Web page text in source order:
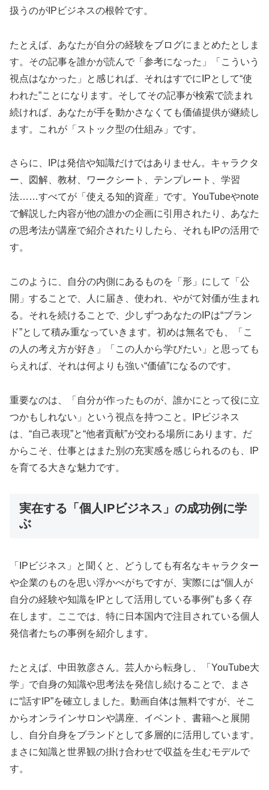
扱うのがIPビジネスの根幹です。
たとえば、あなたが自分の経験をブログにまとめたとしま
す。その記事を誰かが読んで「参考になった」「こういう
視点はなかった」と感じれば、それはすでにIPとして“使
われた”ことになります。そしてその記事が検索で読まれ
続ければ、あなたが手を動かさなくても価値提供が継続し
ます。これが「ストック型の仕組み」です。
さらに、IPは発信や知識だけではありません。キャラクタ
ー、図解、教材、ワークシート、テンプレート、学習
法……すべてが「使える知的資産」です。YouTubeやnote
で解説した内容が他の誰かの企画に引用されたり、あなた
の思考法が講座で紹介されたりしたら、それもIPの活用で
す。
このように、自分の内側にあるものを「形」にして「公
開」することで、人に届き、使われ、やがて対価が生まれ
る。それを続けることで、少しずつあなたのIPは“ブラン
ド”として積み重なっていきます。初めは無名でも、「こ
の人の考え方が好き」「この人から学びたい」と思っても
らえれば、それは何よりも強い“価値”になるのです。
重要なのは、「自分が作ったものが、誰かにとって役に立
つかもしれない」という視点を持つこと。IPビジネス
は、“自己表現”と“他者貢献”が交わる場所にあります。だ
からこそ、仕事とはまた別の充実感を感じられるのも、IP
を育てる大きな魅力です。
実在する「個人IPビジネス」の成功例に学
ぶ
「IPビジネス」と聞くと、どうしても有名なキャラクター
や企業のものを思い浮かべがちですが、実際には“個人が
自分の経験や知識をIPとして活用している事例”も多く存
在します。ここでは、特に日本国内で注目されている個人
発信者たちの事例を紹介します。
たとえば、中田敦彦さん。芸人から転身し、「YouTube大
学」で自身の知識や思考法を発信し続けることで、まさ
に“話すIP”を確立しました。動画自体は無料ですが、そこ
からオンラインサロンや講座、イベント、書籍へと展開
し、自分自身をブランドとして多層的に活用しています。
まさに知識と世界観の掛け合わせで収益を生むモデルで
す。